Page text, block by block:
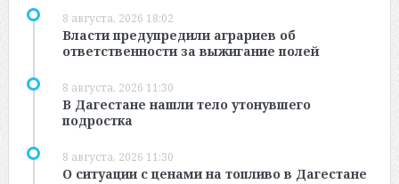
8 августа, 2026 18:02
Власти предупредили аграриев об
ответственности за выжигание полей
8 августа, 2026 11:30
В Дагестане нашли тело утонувшего
подростка
8 августа, 2026 11:30
О ситуации с ценами на топливо в Дагестане